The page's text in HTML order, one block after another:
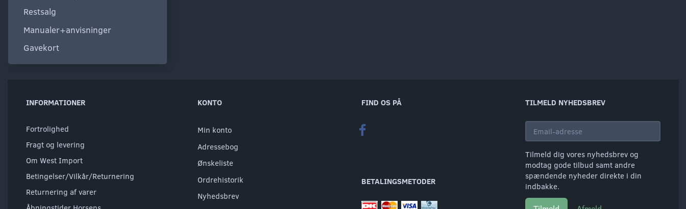
Restsalg
Manualer+anvisninger
Gavekort
INFORMATIONER
Fortrolighed
Fragt og levering
Om West Import
Betingelser/Vilkår/Returnering
Returnering af varer
KONTO
Min konto
Adressebog
Ønskeliste
Ordrehistorik
Nyhedsbrev
FIND OS PÅ
BETALINGSMETODER
TILMELD NYHEDSBREV
adresse
Tilmeld dig vores nyhedsbrev og
modtag gode tilbud samt andre
spændende nyheder direkte i din
indbakke.